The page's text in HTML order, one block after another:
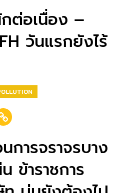
ต่อเนื่อง –
วันแรกยังไร้
การจราจรบาง
ข้าราชการ